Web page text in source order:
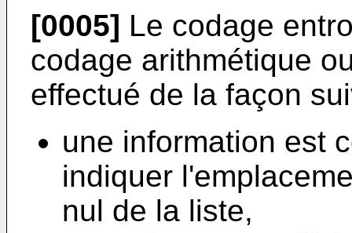
[0005] Le codage
codage arithmétique
effectué de la façon
une information est
indiquer
nul de la liste,